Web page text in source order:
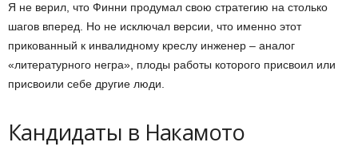
Я не верил, что Финни продумал свою стратегию на столько
шагов вперед. Но не исключал версии, что именно этот
прикованный к инвалидному креслу инженер – аналог
«литературного негра», плоды работы которого присвоил или
присвоили себе другие люди.
Кандидаты в Накамото